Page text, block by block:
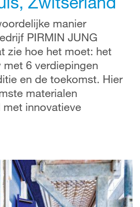
manier
PIRMIN JUNG
zie hoe het moet: het
6 verdiepingen
en de toekomst. Hier
materialen
innovatieve